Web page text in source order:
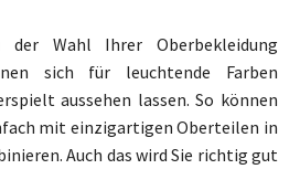
Wahl Ihrer Oberbekleidung
sich für leuchtende Farben
aussehen lassen. So können
mit einzigartigen Oberteilen in
Auch das wird Sie richtig gut